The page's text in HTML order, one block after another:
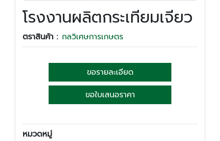
โรงงานผลิตกระเทียมเจียว
ตราสินค้า : กลวิเศษการเกษตร
ขอรายละเอียด
ขอใบเสนอราคา
หมวดหมู่